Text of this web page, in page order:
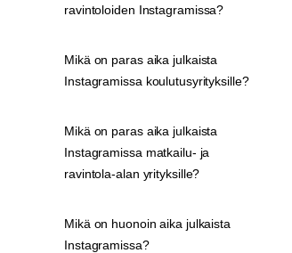
ravintoloiden Instagramissa?
Mikä on paras aika julkaista
Instagramissa koulutusyrityksille?
Mikä on paras aika julkaista
Instagramissa matkailu- ja
ravintola-alan yrityksille?
Mikä on huonoin aika julkaista
Instagramissa?